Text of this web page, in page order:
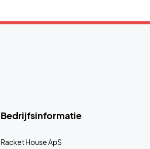
Bedrijfsinformatie
Racket House ApS